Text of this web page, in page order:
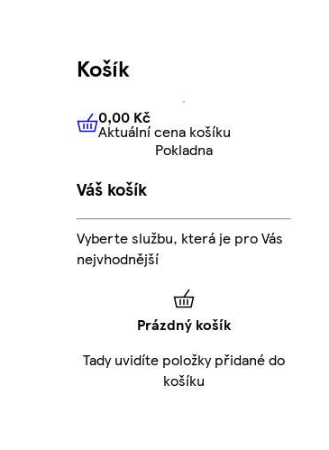
Košík
0,00 KčAktuální cena košíku
0,00 Kč
Aktuální cena košíku
Pokladna
Váš košík
Vyberte službu, která je pro Vás
nejvhodnější
Prázdný košík
Tady uvidíte položky přidané do
košíku